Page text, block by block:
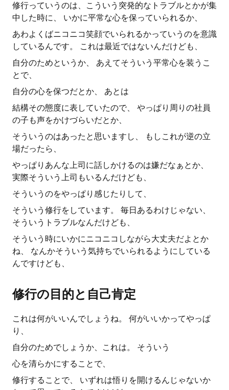
修行っていうのは、こういう突発的なトラブルとかが集
中した時に、 いかに平常な心を保っていられるか、
あわよくばニコニコ笑顔でいられるかっていうのを意識
しているんです。 これは最近ではないんだけども、
自分のためというか、 あえてそういう平常心を装うこ
とで、
自分の心を保つだとか、 あとは
結構その態度に表していたので、 やっぱり周りの社員
の子も声をかけづらいだとか、
そういうのはあったと思いますし、 もしこれが逆の立
場だったら、
やっぱりあんな上司に話しかけるのは嫌だなぁとか、
実際そういう上司もいるんだけども、
そういうのをやっぱり感じたりして、
そういう修行をしています。 毎日あるわけじゃない、
そういうトラブルなんだけども、
そういう時にいかにニコニコしながら大丈夫だよとか
ね、 なんかそういう気持ちでいられるようにしている
んですけども、
修行の目的と自己肯定
これは何がいいんでしょうね。 何がいいかってやっぱ
り、
自分のためでしょうか、これは。 そういう
心を清らかにすることで、
修行することで、 いずれは悟りを開けるんじゃないか